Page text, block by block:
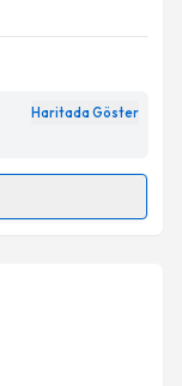
belirtilen
Haritada Göster
takvimi
almanız
ile